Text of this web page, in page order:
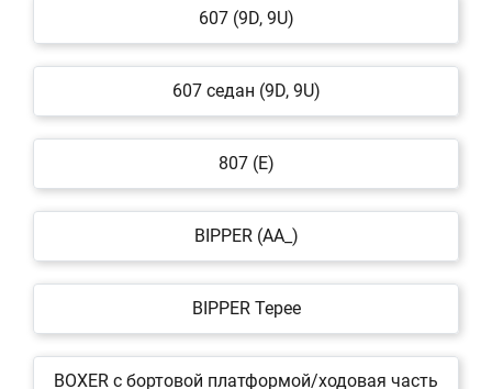
607 (9D, 9U)
607 седан (9D, 9U)
807 (E)
BIPPER (AA_)
BIPPER Tepee
BOXER c бортовой платформой/ходовая часть